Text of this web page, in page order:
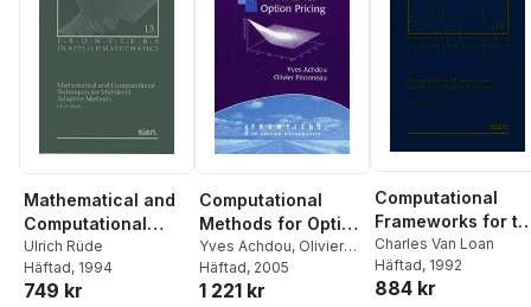
Mathematical and
Computational
Techniques for
Multilevel Adaptive
Methods
Ulrich Rüde
Häftad, 1994
749 kr
Computational
Methods for Option
Pricing
Yves Achdou, Olivier
Pironneau
Häftad, 2005
1 221 kr
Computational
Frameworks for
Fast Fourier
Transform
Charles Van Loan
Häftad, 1992
884 kr